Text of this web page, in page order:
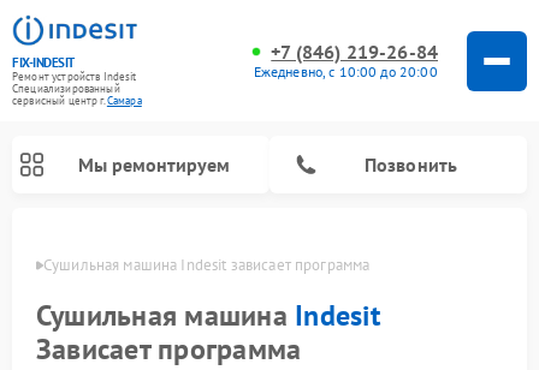
FIX-INDESIT
Ремонт устройств Indesit
Специализированный
cервисный центр г.Самара
+7 (846) 219-26-84
Ежедневно, с 10:00 до 20:00
Мы ремонтируем Позвонить
Сушильная машина Indesit зависает программа
Сушильная машина Indesit
Зависает программа